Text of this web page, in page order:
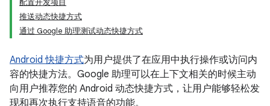
配置开发项目
推送动态快捷方式
通过 Google 助理测试动态快捷方式
Android 快捷方式为用户提供了在应用中执行操作或访问内
容的快捷方法。Google 助理可以在上下文相关的时候主动
向用户推荐您的 Android 动态快捷方式，让用户能够轻松发
现和再次执行支持语音的功能。